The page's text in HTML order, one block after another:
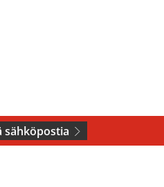
sähköpostia